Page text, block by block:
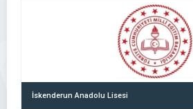
İskenderun Anadolu Lisesi